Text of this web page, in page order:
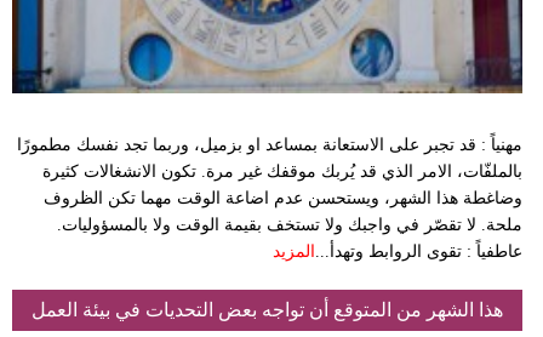
مهنياً : قد تجبر على الاستعانة بمساعد او بزميل، وربما تجد نفسك مطمورًا
بالملفّات، الامر الذي قد يُربك موقفك غير مرة. تكون الانشغالات كثيرة
وضاغطة هذا الشهر، ويستحسن عدم اضاعة الوقت مهما تكن الظروف
ملحة. لا تقصّر في واجبك ولا تستخف بقيمة الوقت ولا بالمسؤوليات.
عاطفياً : تقوى الروابط وتهدأ...
المزيد
هذا الشهر من المتوقع أن تواجه بعض التحديات في بيئة العمل